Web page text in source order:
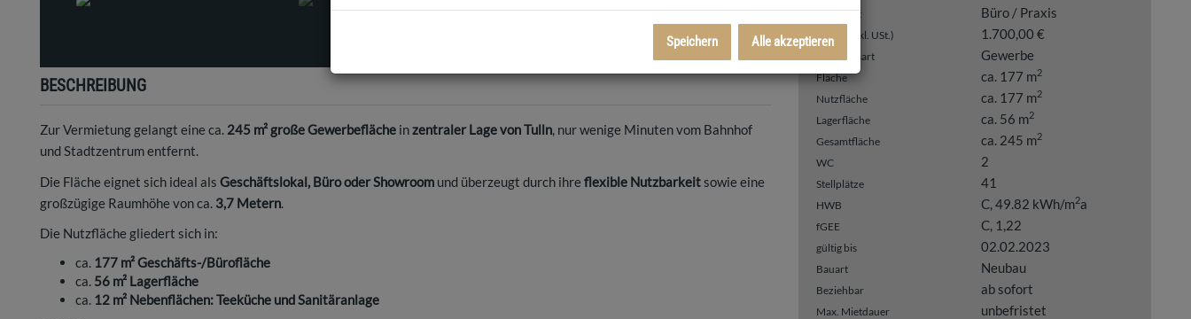
BESCHREIBUNG
Zur Vermietung gelangt eine ca. 245 m² große Gewerbefläche inzentraler Lage von Tulln, nur wenige Minuten vom Bahnhof
und Stadtzentrum entfernt.
Die Fläche eignet sich ideal als Geschäftslokal, Büro oder Showroom und überzeugt durch ihre flexible Nutzbarkeitsowie eine
großzügige Raumhöhe von ca. 3,7 Metern.
Die Nutzfläche gliedert sich in:
ca. 177 m² Geschäfts-/Bürofläche
ca. 56 m² Lagerfläche
ca. 12 m² Nebenflächen: Teeküche und Sanitäranlage
Objektart Büro / Praxis
Miete (exkl. USt.) 1.700,00 €
Nutzungsart Gewerbe
Fläche ca. 177 m2
Nutzfläche ca. 177 m2
Lagerfläche ca. 56 m2
Gesamtfläche ca. 245 m2
WC 2
Stellplätze 41
HWB C, 49.82 kWh/m2a
fGEE C, 1,22
gültig bis 02.02.2023
Bauart Neubau
Beziehbar ab sofort
Max. Mietdauer unbefristet
Speichern Alle akzeptieren